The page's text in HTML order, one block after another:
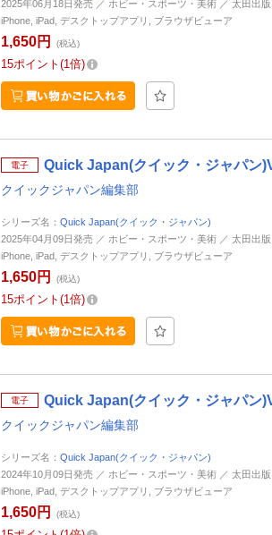
2025年06月18日発売 ／ ホビー・スポーツ・美術 ／ 太田出
iPhone, iPad, デスクトップアプリ, ブラウザビューア
1,650円 (税込)
15ポイント 1倍
電子 Quick Japan(クイック・ジャパン
クイックジャパン編集部
シリーズ名： Quick Japan(クイック・ジャパン)
2025年04月09日発売 ／ ホビー・スポーツ・美術 ／ 太田出
iPhone, iPad, デスクトップアプリ, ブラウザビューア
1,650円 (税込)
15ポイント 1倍
電子 Quick Japan(クイック・ジャパン
クイックジャパン編集部
シリーズ名： Quick Japan(クイック・ジャパン)
2024年10月09日発売 ／ ホビー・スポーツ・美術 ／ 太田出
iPhone, iPad, デスクトップアプリ, ブラウザビューア
1,650円 (税込)